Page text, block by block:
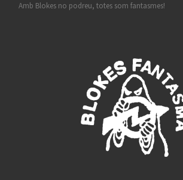
Amb Blokes no podreu, totes som fantasmes!